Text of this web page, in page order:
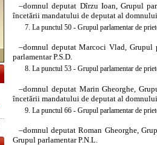
–domnul deputat Dîrzu Ioan, Grupul
încetării mandatului de deputat al
7. La punctul 50 - Grupul parlamentar de
–domnul deputat Marcoci Vlad, Grupul
parlamentar P.S.D.
8. La punctul 53 - Grupul parlamentar de
–domnul deputat Marin Gheorghe,
încetării mandatului de deputat al
9. La punctul 66 - Grupul parlamentar de
–domnul deputat Roman Gheorghe,
Grupul parlamentar P.N.L.